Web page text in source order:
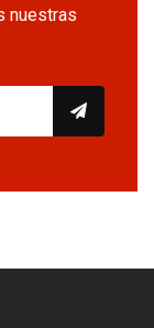
nuestras